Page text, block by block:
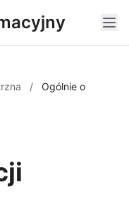
/
Ogólnie o